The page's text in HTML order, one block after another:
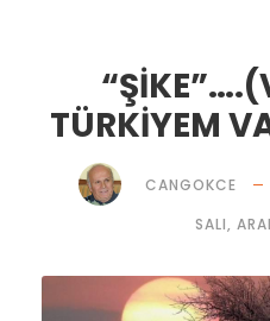
TÜRKİYEM
CANGOKCE
SALI,